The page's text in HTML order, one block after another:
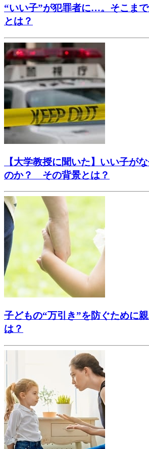
“いい子”が犯罪者に…。そこま
とは？
【大学教授に聞いた】いい子が
のか？ その背景とは？
子どもの“万引き”を防ぐために
は？